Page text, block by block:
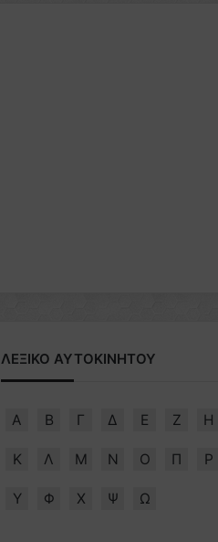
ΛΕΞΙΚΟ ΑΥΤΟΚΙΝΗΤΟΥ
Α Β Γ Δ Ε Ζ Η
Κ Λ Μ Ν Ο Π Ρ
Υ Φ Χ Ψ Ω